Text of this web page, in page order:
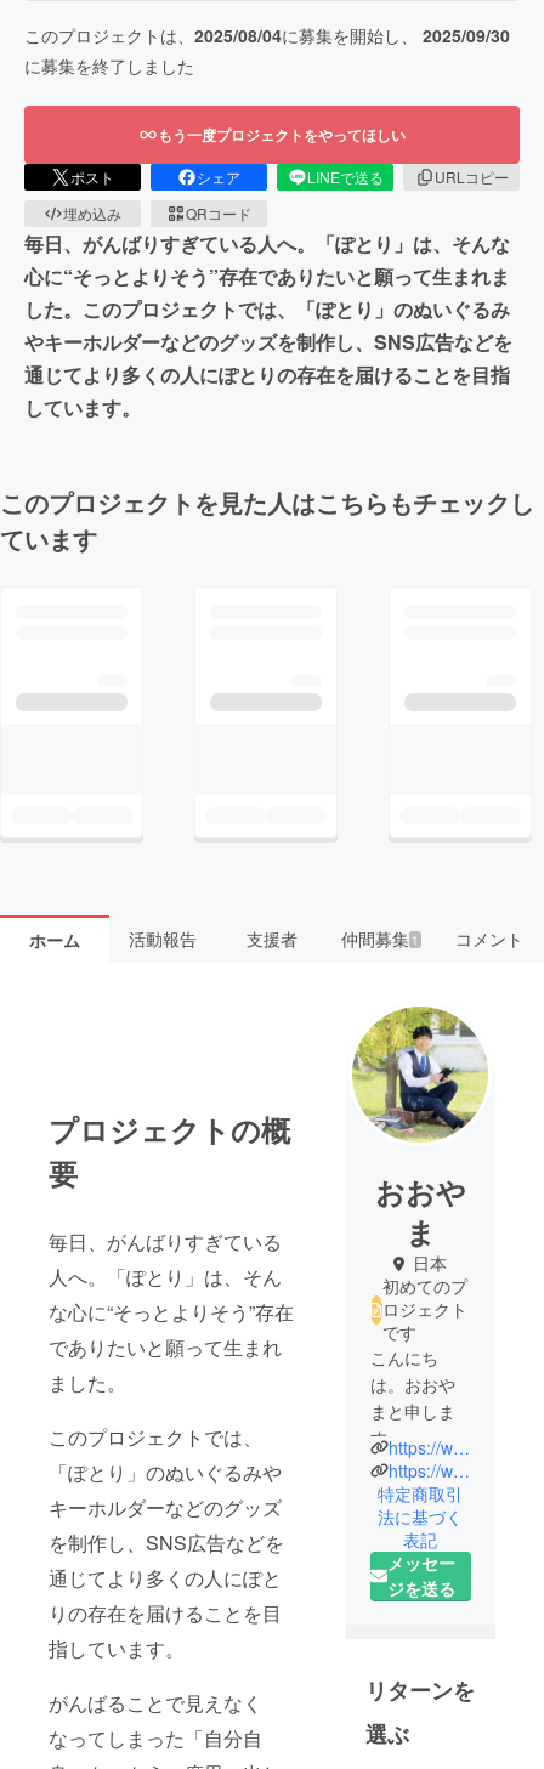
このプロジェクトは、 2025/08/04に募集を開始し、 2025/09/30
に募集を終了しました
もう一度プロジェクトをやってほしい
ポスト シェア LINEで送る
URLコピー
埋め込み
QRコード
毎日、がんばりすぎている人へ。「ぽとり」は、そんな
心に“そっとよりそう”存在でありたいと願って生まれま
した。このプロジェクトでは、「ぽとり」のぬいぐるみ
やキーホルダーなどのグッズを制作し、SNS広告などを
通じてより多くの人にぽとりの存在を届けることを目指
しています。
このプロジェクトを見た人はこちらもチェックし
ています
ホーム 活動報告 支援者 仲間募集 1 コメント
プロジェクトの概
要
毎日、がんばりすぎている
人へ。「ぽとり」は、そん
な心に“そっとよりそう”存在
でありたいと願って生まれ
ました。
このプロジェクトでは、
「ぽとり」のぬいぐるみや
キーホルダーなどのグッズ
を制作し、SNS広告などを
通じてより多くの人にぽと
りの存在を届けることを目
指しています。
がんばることで見えなく
なってしまった「自分自
おおや
ま
日本
初めてのプ
ロジェクト
です
こんにち
は。おおや
まと申しま
す。
日々、小さ
な「好き」
を大切にし
ながら、作
品づくりや
表現活動を
これまで
SNSやイベ
https://www.instagram.com/potorinonikki/
https://web-int.jp/
特定商取引
法に基づく
表記
メッセー
ジを送る
リターンを
選ぶ